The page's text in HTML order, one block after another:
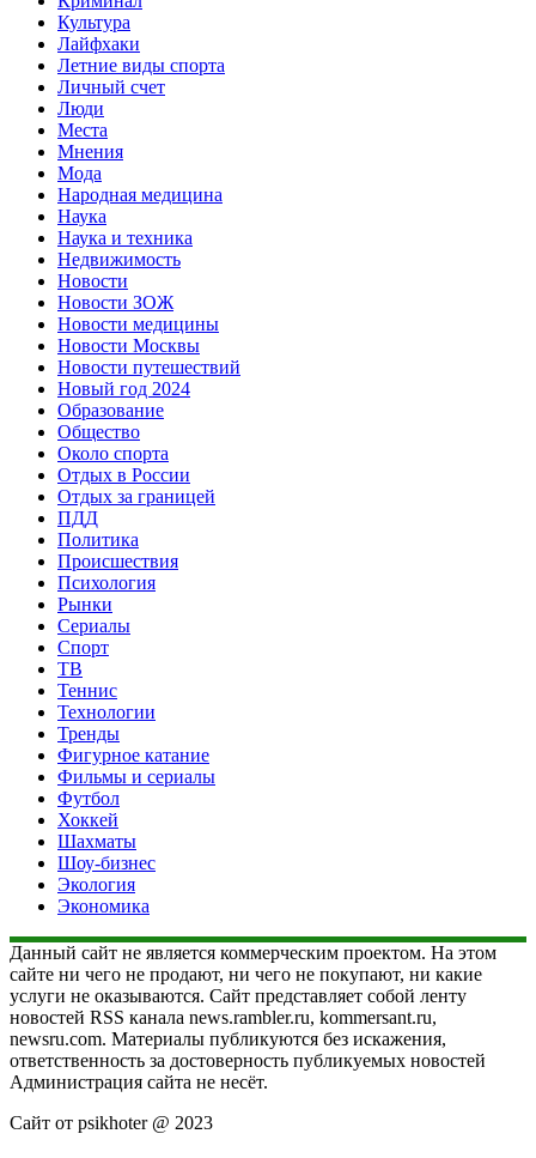
Культура
Лайфхаки
Летние виды спорта
Личный счет
Люди
Места
Мнения
Мода
Народная медицина
Наука
Наука и техника
Недвижимость
Новости
Новости ЗОЖ
Новости медицины
Новости Москвы
Новости путешествий
Новый год 2024
Образование
Общество
Около спорта
Отдых в России
Отдых за границей
ПДД
Политика
Происшествия
Психология
Рынки
Сериалы
Спорт
ТВ
Теннис
Технологии
Тренды
Фигурное катание
Фильмы и сериалы
Футбол
Хоккей
Шахматы
Шоу-бизнес
Экология
Экономика
Данный сайт не является коммерческим проектом. На этом
сайте ни чего не продают, ни чего не покупают, ни какие
услуги не оказываются. Сайт представляет собой ленту
новостей RSS канала news.rambler.ru, kommersant.ru,
newsru.com. Материалы публикуются без искажения,
ответственность за достоверность публикуемых новостей
Администрация сайта не несёт.
Сайт от psikhoter @ 2023